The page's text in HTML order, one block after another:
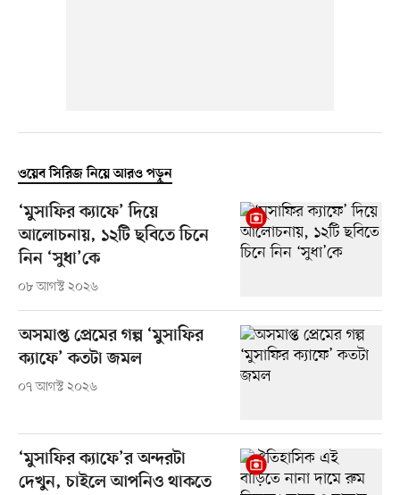
ওয়েব সিরিজ নিয়ে আরও পড়ুন
‘মুসাফির ক্যাফে’ দিয়ে
আলোচনায়, ১২টি ছবিতে চিনে
নিন ‘সুধা’কে
০৮ আগস্ট ২০২৬
অসমাপ্ত প্রেমের গল্প ‘মুসাফির
ক্যাফে’ কতটা জমল
০৭ আগস্ট ২০২৬
‘মুসাফির ক্যাফে’র অন্দরটা
দেখুন, চাইলে আপনিও থাকতে